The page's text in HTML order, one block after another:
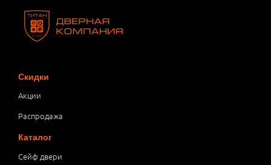
Скидки
Акции
Распродажа
Каталог
Сейф двери